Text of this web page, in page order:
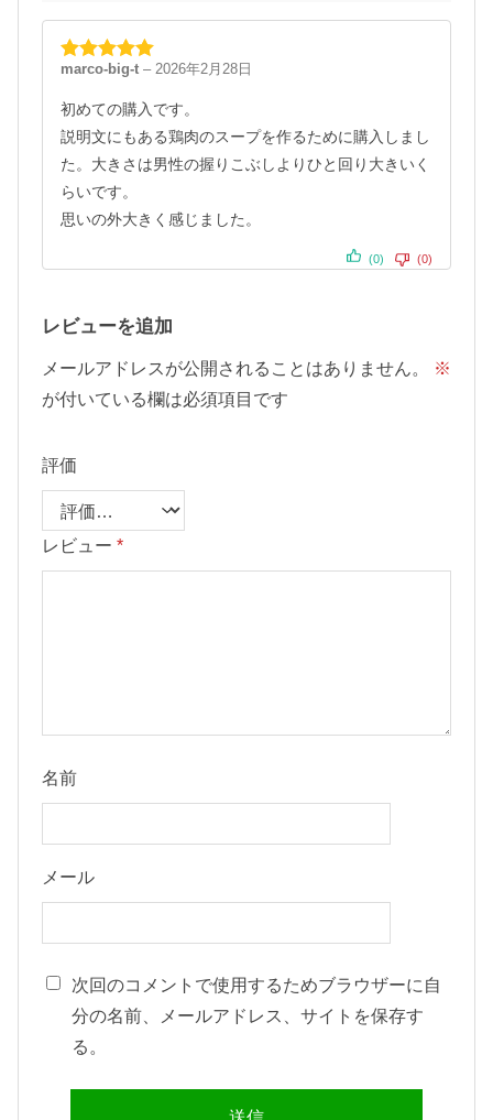
5段階中5の
marco-big-t – 2026年2月28日
初めての購入です。
説明文にもある鶏肉のスープを作るために購入しまし
た。大きさは男性の握りこぶしよりひと回り大きいく
らいです。
思いの外大きく感じました。
(0) (0)
レビューを追加
メールアドレスが公開されることはありません。
※
が付いている欄は必須項目です
評価
レビュー *
名前
メール
次回のコメントで使用するためブラウザーに自
分の名前、メールアドレス、サイトを保存す
る。